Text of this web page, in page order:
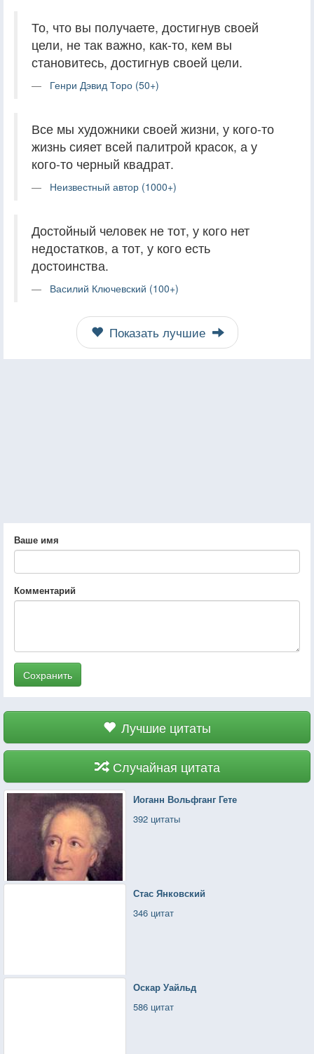
То, что вы получаете, достигнув своей
цели, не так важно, как-то, кем вы
становитесь, достигнув своей цели.
Генри Дэвид Торо (50+)
Все мы художники своей жизни, у кого-то
жизнь сияет всей палитрой красок, а у
кого-то черный квадрат.
Неизвестный автор (1000+)
Достойный человек не тот, у кого нет
недостатков, а тот, у кого есть
достоинства.
Василий Ключевский (100+)
Показать лучшие
Ваше имя
Комментарий
Сохранить
Лучшие цитаты
Случайная цитата
Иоганн Вольфганг Гете
392 цитаты
Стас Янковский
346 цитат
Оскар Уайльд
586 цитат